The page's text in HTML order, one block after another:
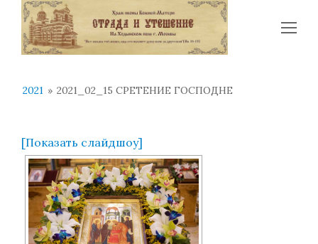
2021 » 2021_02_15 СРЕТЕНИЕ ГОСПОДНЕ
[Показать слайдшоу]